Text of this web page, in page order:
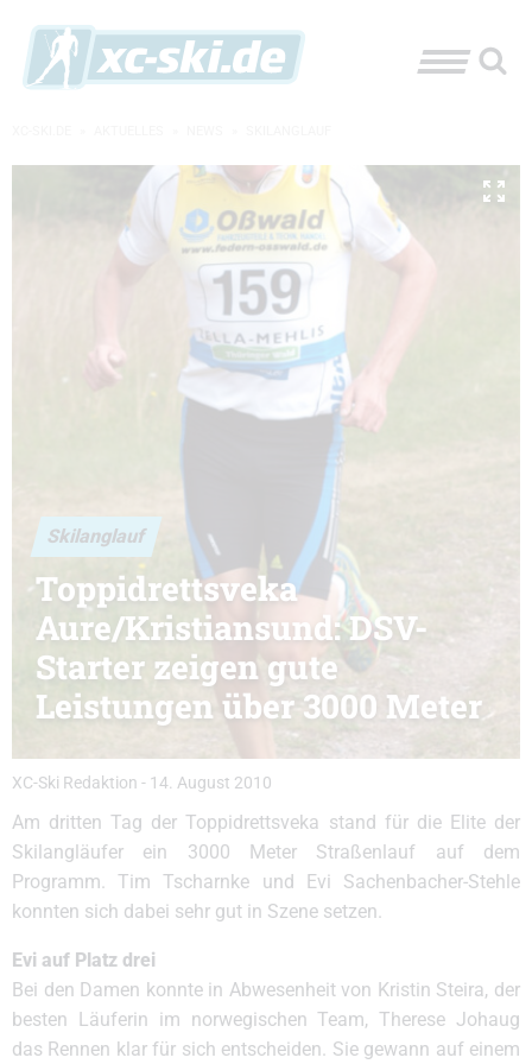
Skilanglauf
Toppidrettsveka
Aure/Kristiansund: DSV-
Starter zeigen gute
Leistungen über 3000 Meter
XC-Ski Redaktion - 14. August 2010
Am dritten Tag der Toppidrettsveka stand für die Elite der
Skilangläufer ein 3000 Meter Straßenlauf auf dem
Programm. Tim Tscharnke und Evi Sachenbacher-Stehle
konnten sich dabei sehr gut in Szene setzen.
Evi auf Platz drei
Bei den Damen konnte in Abwesenheit von Kristin Steira, der
besten Läuferin im norwegischen Team, Therese Johaug
das Rennen klar für sich entscheiden. Sie gewann auf einem